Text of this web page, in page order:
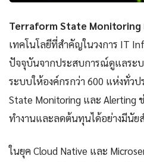
Terraform State Monitoring
เทคโนโลยีที่สำคัญในวงการ IT
ปัจจุบันจากประสบการณ์ดูแลระบ
ระบบให้องค์กรกว่า 600 แห่งทั่ว
State Monitoring และ Alerting
ทำงานและลดต้นทุนได้อย่างมีนัย
ในยุค Cloud Native และ